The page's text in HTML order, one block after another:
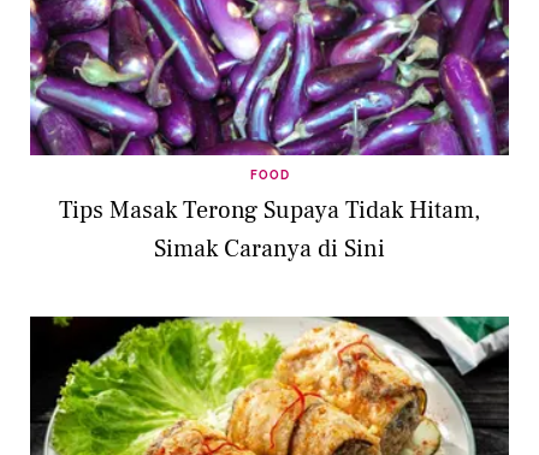
FOOD
Tips Masak Terong Supaya Tidak Hitam,
Simak Caranya di Sini